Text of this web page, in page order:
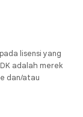
lisensi yang
adalah merek
dan/atau